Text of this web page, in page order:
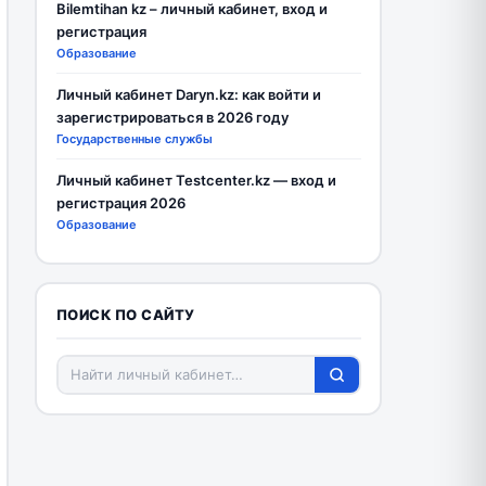
Bilemtihan kz – личный кабинет, вход и
регистрация
Образование
Личный кабинет Daryn.kz: как войти и
зарегистрироваться в 2026 году
Государственные службы
Личный кабинет Testcenter.kz — вход и
регистрация 2026
Образование
ПОИСК ПО САЙТУ